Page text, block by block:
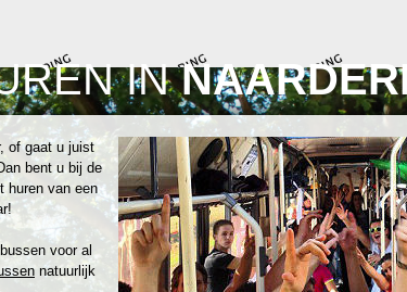
IN
of gaat u juist
bent u bij de
huren van een
voor al
natuurlijk